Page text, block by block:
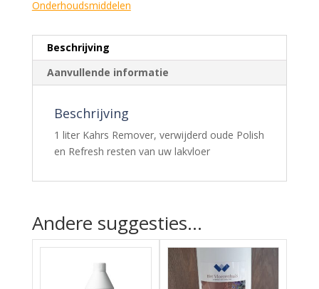
Onderhoudsmiddelen
Beschrijving
Aanvullende informatie
Beschrijving
1 liter Kahrs Remover, verwijderd oude Polish
en Refresh resten van uw lakvloer
Andere suggesties…